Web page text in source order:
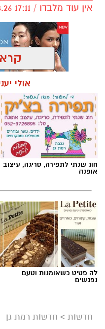
אין עוד מלבדו / 17:11 07.08.26
פרשת השבוע,
אילוסטרציה AI
הברכה מתחילה הרבה
לרפואה.
אולי
חוג שנתי לתפירה, סריגה, עיצוב
אופנה
לה פטיט כשאומנות וטעם
נפגשים
חדשות > חדשות רמת גן